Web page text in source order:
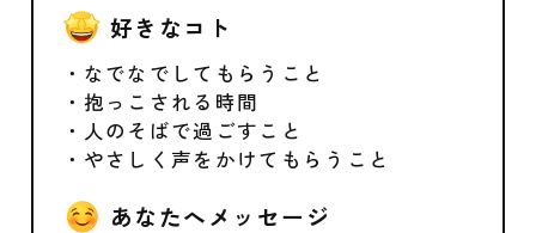
好きなコト
・なでなでしてもらうこと
・抱っこされる時間
・人のそばで過ごすこと
・やさしく声をかけてもらうこと
あなたへメッセージ